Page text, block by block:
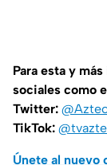
Para esta y
sociales como
Twitter:
TikTok:
Únete al nuevo